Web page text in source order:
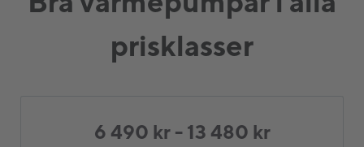
prisklasser
6 490 kr- 13 480 kr